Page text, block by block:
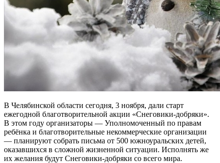
В Челябинской области сегодня, 3 ноября, дали старт
ежегодной благотворительной акции «Снеговики-добряки».
В этом году организаторы — Уполномоченный по правам
ребёнка и благотворительные некоммерческие организации
— планируют собрать письма от 500 южноуральских детей,
оказавшихся в сложной жизненной ситуации. Исполнять же
их желания будут Снеговики-добряки со всего мира.